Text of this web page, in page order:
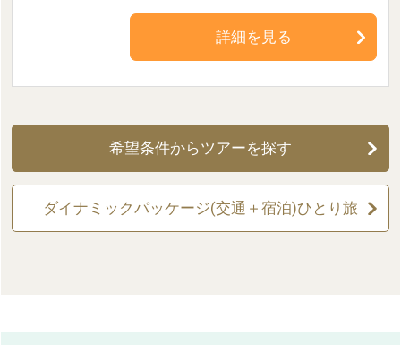
詳細を見る
希望条件からツアーを探す
ダイナミックパッケージ(交通＋宿泊)ひとり旅